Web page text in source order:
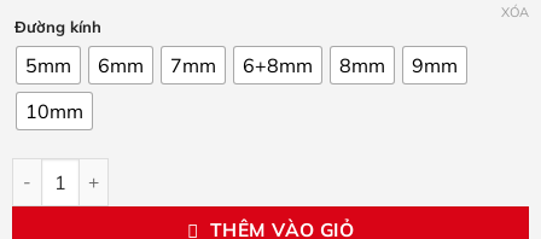
Đường kính
5mm 6mm 7mm 6+8mm 8mm
9mm
10mm
XÓA
Que thông niệu đạo inox chuỗi hạt cong số lượng
THÊM VÀO GIỎ